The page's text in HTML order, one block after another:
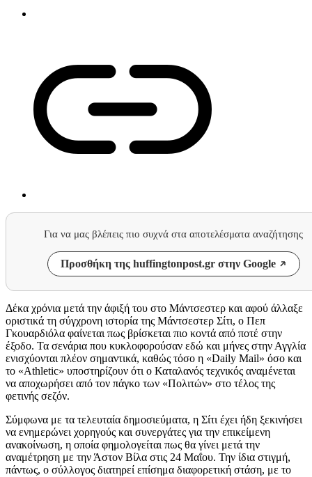
Για να μας βλέπεις πιο συχνά στα αποτελέσματα αναζήτησης
Προσθήκη της huffingtonpost.gr στην Google
Δέκα χρόνια μετά την άφιξή του στο Μάντσεστερ και αφού άλλαξε
οριστικά τη σύγχρονη ιστορία της Μάντσεστερ Σίτι, ο Πεπ
Γκουαρδιόλα φαίνεται πως βρίσκεται πιο κοντά από ποτέ στην
έξοδο. Τα σενάρια που κυκλοφορούσαν εδώ και μήνες στην Αγγλία
ενισχύονται πλέον σημαντικά, καθώς τόσο η «Daily Mail» όσο και
το «Athletic» υποστηρίζουν ότι ο Καταλανός τεχνικός αναμένεται
να αποχωρήσει από τον πάγκο των «Πολιτών» στο τέλος της
φετινής σεζόν.
Σύμφωνα με τα τελευταία δημοσιεύματα, η Σίτι έχει ήδη ξεκινήσει
να ενημερώνει χορηγούς και συνεργάτες για την επικείμενη
ανακοίνωση, η οποία φημολογείται πως θα γίνει μετά την
αναμέτρηση με την Άστον Βίλα στις 24 Μαΐου. Την ίδια στιγμή,
πάντως, ο σύλλογος διατηρεί επίσημα διαφορετική στάση, με το